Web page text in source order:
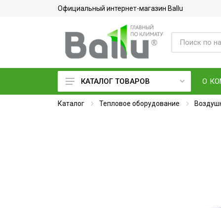
Официальный интернет-магазин Ballu
Кондиционеры воздуха
КАТАЛОГ ТОВАРОВ О
Каталог Тепловое оборудование